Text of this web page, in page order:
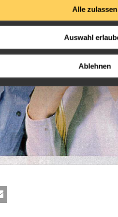
Alle zulassen
Auswahl
Ablehnen